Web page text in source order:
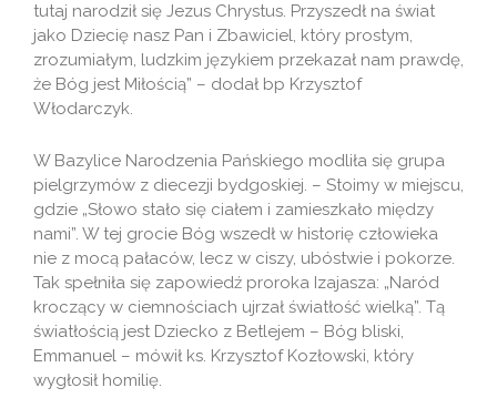
tutaj narodził się Jezus Chrystus. Przyszedł na świat
jako Dziecię nasz Pan i Zbawiciel, który prostym,
zrozumiałym, ludzkim językiem przekazał nam prawdę,
że Bóg jest Miłością” – dodał bp Krzysztof
Włodarczyk.
W Bazylice Narodzenia Pańskiego modliła się grupa
pielgrzymów z diecezji bydgoskiej. – Stoimy w miejscu,
gdzie „Słowo stało się ciałem i zamieszkało między
nami”. W tej grocie Bóg wszedł w historię człowieka
nie z mocą pałaców, lecz w ciszy, ubóstwie i pokorze.
Tak spełniła się zapowiedź proroka Izajasza: „Naród
kroczący w ciemnościach ujrzał światłość wielką”. Tą
światłością jest Dziecko z Betlejem – Bóg bliski,
Emmanuel – mówił ks. Krzysztof Kozłowski, który
wygłosił homilię.